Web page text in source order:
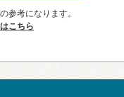
参考になります。
こちら